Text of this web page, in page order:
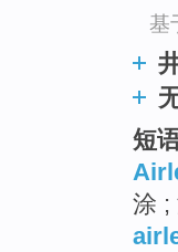
基
短
涂 ;